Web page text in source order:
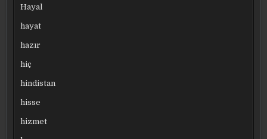
Hayal
hayat
hazır
hiç
hindistan
hisse
hizmet